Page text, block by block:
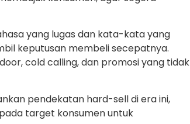
yang lugas dan kata-kata yang
keputusan membeli secepatnya.
cold calling, dan promosi yang tidak
pendekatan hard-sell di era ini,
target konsumen untuk